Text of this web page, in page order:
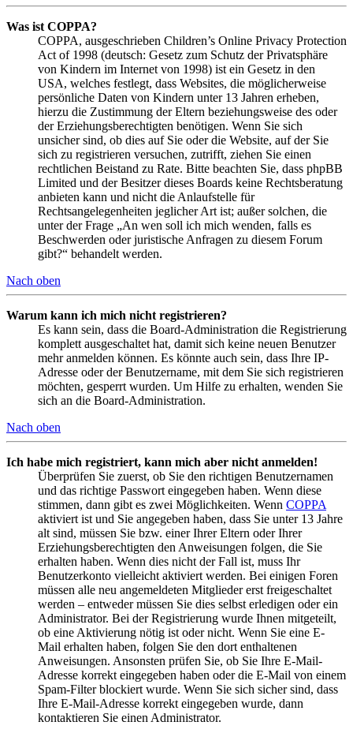
Was ist COPPA?
COPPA, ausgeschrieben Children’s Online Privacy Protection
Act of 1998 (deutsch: Gesetz zum Schutz der Privatsphäre
von Kindern im Internet von 1998) ist ein Gesetz in den
USA, welches festlegt, dass Websites, die möglicherweise
persönliche Daten von Kindern unter 13 Jahren erheben,
hierzu die Zustimmung der Eltern beziehungsweise des oder
der Erziehungsberechtigten benötigen. Wenn Sie sich
unsicher sind, ob dies auf Sie oder die Website, auf der Sie
sich zu registrieren versuchen, zutrifft, ziehen Sie einen
rechtlichen Beistand zu Rate. Bitte beachten Sie, dass phpBB
Limited und der Besitzer dieses Boards keine Rechtsberatung
anbieten kann und nicht die Anlaufstelle für
Rechtsangelegenheiten jeglicher Art ist; außer solchen, die
unter der Frage „An wen soll ich mich wenden, falls es
Beschwerden oder juristische Anfragen zu diesem Forum
gibt?“ behandelt werden.
Nach oben
Warum kann ich mich nicht registrieren?
Es kann sein, dass die Board-Administration die Registrierung
komplett ausgeschaltet hat, damit sich keine neuen Benutzer
mehr anmelden können. Es könnte auch sein, dass Ihre IP-
Adresse oder der Benutzername, mit dem Sie sich registrieren
möchten, gesperrt wurden. Um Hilfe zu erhalten, wenden Sie
sich an die Board-Administration.
Nach oben
Ich habe mich registriert, kann mich aber nicht anmelden!
Überprüfen Sie zuerst, ob Sie den richtigen Benutzernamen
und das richtige Passwort eingegeben haben. Wenn diese
stimmen, dann gibt es zwei Möglichkeiten. Wenn COPPA
aktiviert ist und Sie angegeben haben, dass Sie unter 13 Jahre
alt sind, müssen Sie bzw. einer Ihrer Eltern oder Ihrer
Erziehungsberechtigten den Anweisungen folgen, die Sie
erhalten haben. Wenn dies nicht der Fall ist, muss Ihr
Benutzerkonto vielleicht aktiviert werden. Bei einigen Foren
müssen alle neu angemeldeten Mitglieder erst freigeschaltet
werden – entweder müssen Sie dies selbst erledigen oder ein
Administrator. Bei der Registrierung wurde Ihnen mitgeteilt,
ob eine Aktivierung nötig ist oder nicht. Wenn Sie eine E-
Mail erhalten haben, folgen Sie den dort enthaltenen
Anweisungen. Ansonsten prüfen Sie, ob Sie Ihre E-Mail-
Adresse korrekt eingegeben haben oder die E-Mail von einem
Spam-Filter blockiert wurde. Wenn Sie sich sicher sind, dass
Ihre E-Mail-Adresse korrekt eingegeben wurde, dann
kontaktieren Sie einen Administrator.